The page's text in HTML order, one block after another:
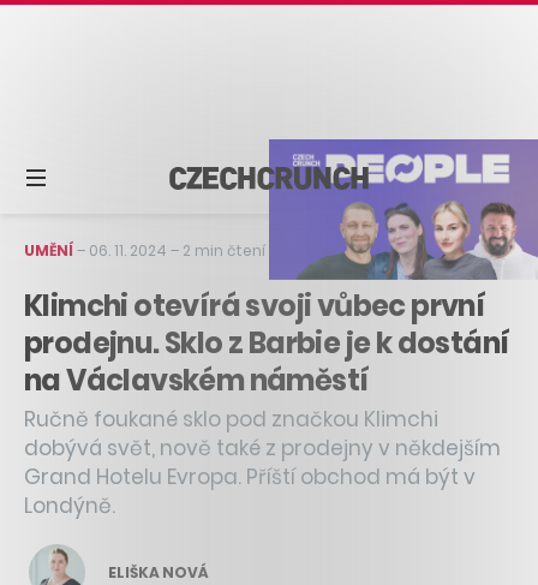
UMĚNÍ– 06. 11. 2024 – 2 min čtení
Klimchi otevírá svoji vůbec první
prodejnu. Sklo z Barbie je k dostání
na Václavském náměstí
Ručně foukané sklo pod značkou Klimchi
dobývá svět, nově také z prodejny v někdejším
Grand Hotelu Evropa. Příští obchod má být v
Londýně.
ELIŠKA NOVÁ